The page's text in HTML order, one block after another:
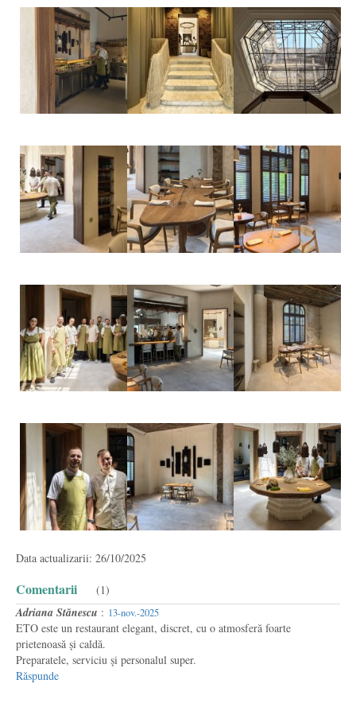
Data actualizarii: 26/10/2025
Comentarii (1)
Adriana Stănescu : 13-nov.-2025
ETO este un restaurant elegant, discret, cu o atmosferă foarte
prietenoasă și caldă.
Preparatele, serviciu și personalul super.
Răspunde